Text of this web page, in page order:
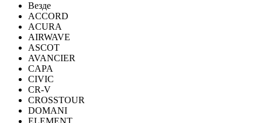
Везде
ACCORD
ACURA
AIRWAVE
ASCOT
AVANCIER
CAPA
CIVIC
CR-V
CROSSTOUR
DOMANI
ELEMENT